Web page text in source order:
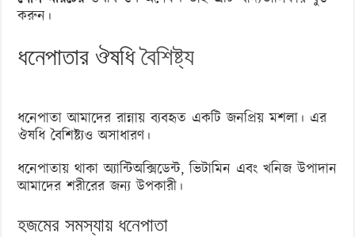
করুন।
ধনেপাতার ঔষধিবৈশিষ্ট্য
ধনেপাতা আমাদের রান্নায় ব্যবহৃত একটি জনপ্রিয় মশলা। এর
ঔষধি বৈশিষ্ট্যও অসাধারণ।
ধনেপাতায় থাকা অ্যান্টিঅক্সিডেন্ট, ভিটামিন এবং খনিজ উপাদান
আমাদের শরীরের জন্য উপকারী।
হজমের সমস্যায় ধনেপাতা